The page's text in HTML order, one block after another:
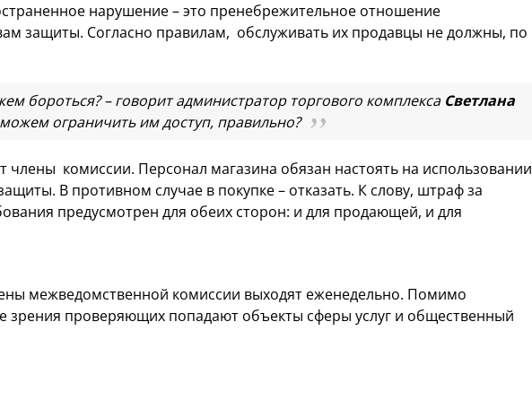
нарушение – это пренебрежительное отношение
защиты. Согласно правилам, обслуживать их продавцы не должны, по
бороться? – говорит администратор торгового комплекса Светлана
ограничить им доступ, правильно?
члены комиссии. Персонал магазина обязан настоять на использовании
В противном случае в покупке – отказать. К слову, штраф за
предусмотрен для обеих сторон: и для продающей, и для
межведомственной комиссии выходят еженедельно. Помимо
зрения проверяющих попадают объекты сферы услуг и общественный